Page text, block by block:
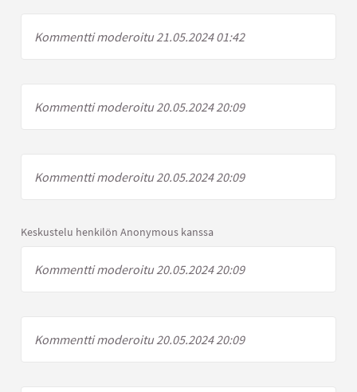
Kommentti moderoitu 21.05.2024 01:42
Kommentti moderoitu 20.05.2024 20:09
Kommentti moderoitu 20.05.2024 20:09
Keskustelu henkilön Anonymous kanssa
Kommentti moderoitu 20.05.2024 20:09
Kommentti moderoitu 20.05.2024 20:09